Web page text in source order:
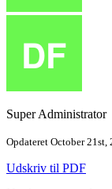
Super Administrator
Opdateret October 21st,
Udskriv til PDF